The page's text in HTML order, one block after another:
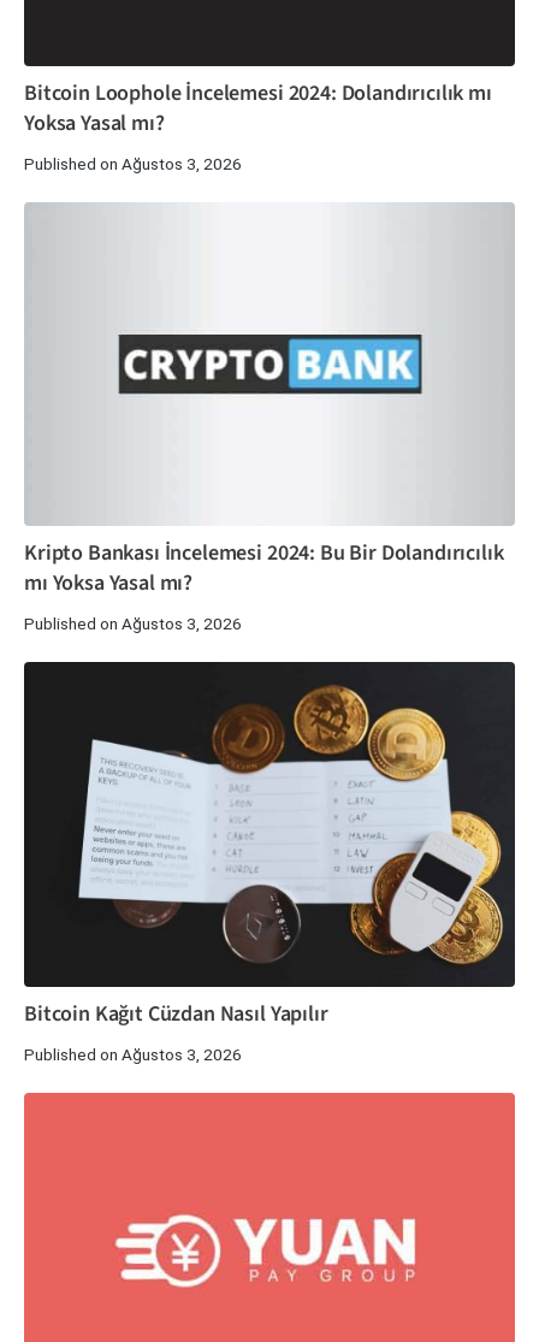
Bitcoin Loophole İncelemesi 2024: Dolandırıcılık mı
Yoksa Yasal mı?
Published on Ağustos 3, 2026
Kripto Bankası İncelemesi 2024: Bu Bir Dolandırıcılık
mı Yoksa Yasal mı?
Published on Ağustos 3, 2026
Bitcoin Kağıt Cüzdan Nasıl Yapılır
Published on Ağustos 3, 2026